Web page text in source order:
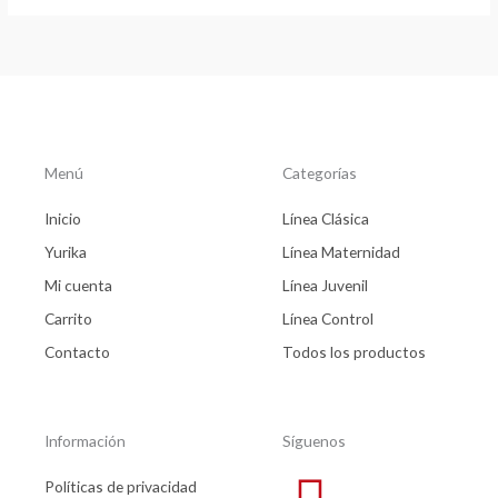
Menú
Inicio
Yurika
Mi cuenta
Carrito
Contacto
Categorías
Línea Clásica
Línea Maternidad
Línea Juvenil
Línea Control
Todos los productos
Información
Políticas de privacidad
Síguenos